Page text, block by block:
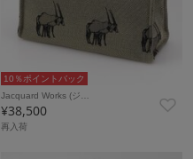
10％ポイントバック
Jacquard Works (ジ…
¥38,500
再入荷